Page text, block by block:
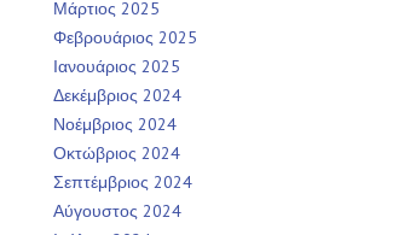
Μάρτιος 2025
Φεβρουάριος 2025
Ιανουάριος 2025
Δεκέμβριος 2024
Νοέμβριος 2024
Οκτώβριος 2024
Σεπτέμβριος 2024
Αύγουστος 2024